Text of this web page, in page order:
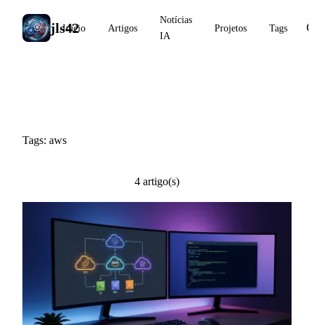
jls42
Início Artigos
Notícias
IA
Projetos Tags
Tags: aws
4 artigo(s)